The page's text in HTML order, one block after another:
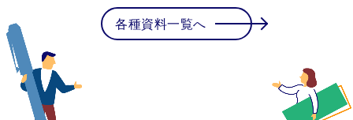
各種資料一覧へ